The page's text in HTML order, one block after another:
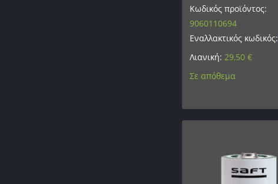
Κωδικός προϊόντος:
9060110694
Εναλλακτικός κωδικός:
Λιανική:29,50€
Σε απόθεμα